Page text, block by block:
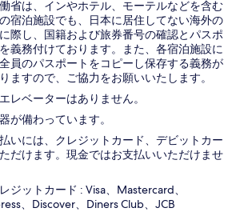
省は、インやホテル、モーテルなどを含む
宿泊施設でも、日本に​居住してない海外の
際し、国籍および旅券番号の確認とパスポ
義務付け​ております。また、各宿泊施設に
員のパスポートをコピーし保存する義務が
ますの​で、ご協力をお願いいたします。
レベーターはありません。
が備わっています。
いには、クレジットカード、デビットカー
だけます。現金ではお支払いいただけませ
ジットカード : Visa、Mastercard、
、Discover、Diners Club、JCB